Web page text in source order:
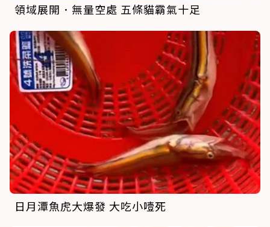
領域展開．無量空處 五條貓霸氣十足
日月潭魚虎大爆發 大吃小噎死